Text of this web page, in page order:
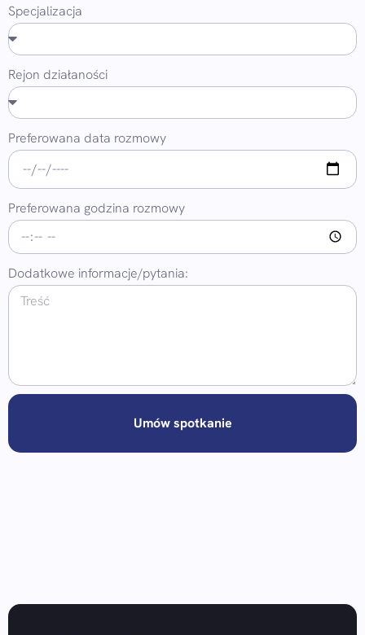
Specjalizacja
Rejon działaności
Preferowana data rozmowy
Preferowana godzina rozmowy
Dodatkowe informacje/pytania:
Umów spotkanie